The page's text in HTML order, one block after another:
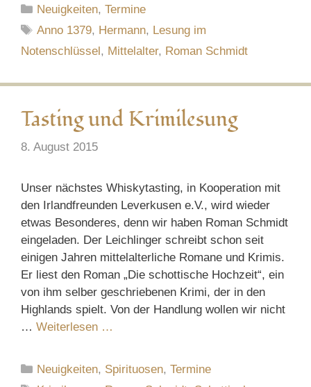
Kategorien
Neuigkeiten,Termine
Schlagwörter
Anno 1379, Hermann, Lesung im
Notenschlüssel, Mittelalter, Roman Schmidt
Tasting und Krimilesung
8. August 2015
Unser nächstes Whiskytasting, in Kooperation mit
den Irlandfreunden Leverkusen e.V., wird wieder
etwas Besonderes, denn wir haben Roman Schmidt
eingeladen. Der Leichlinger schreibt schon seit
einigen Jahren mittelalterliche Romane und Krimis.
Er liest den Roman „Die schottische Hochzeit“, ein
von ihm selber geschriebenen Krimi, der in den
Highlands spielt. Von der Handlung wollen wir nicht
… Weiterlesen …
Kategorien
Neuigkeiten, Spirituosen,Termine